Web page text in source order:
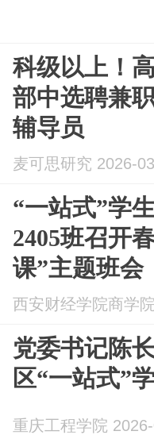
科级以上！
部中选聘兼
辅导员
麦可思研究 2026-
“一站式”学
2405班召开
课”主题班会
西安财经学院商学
党委书记陈
区“一站式”
重庆工程学院